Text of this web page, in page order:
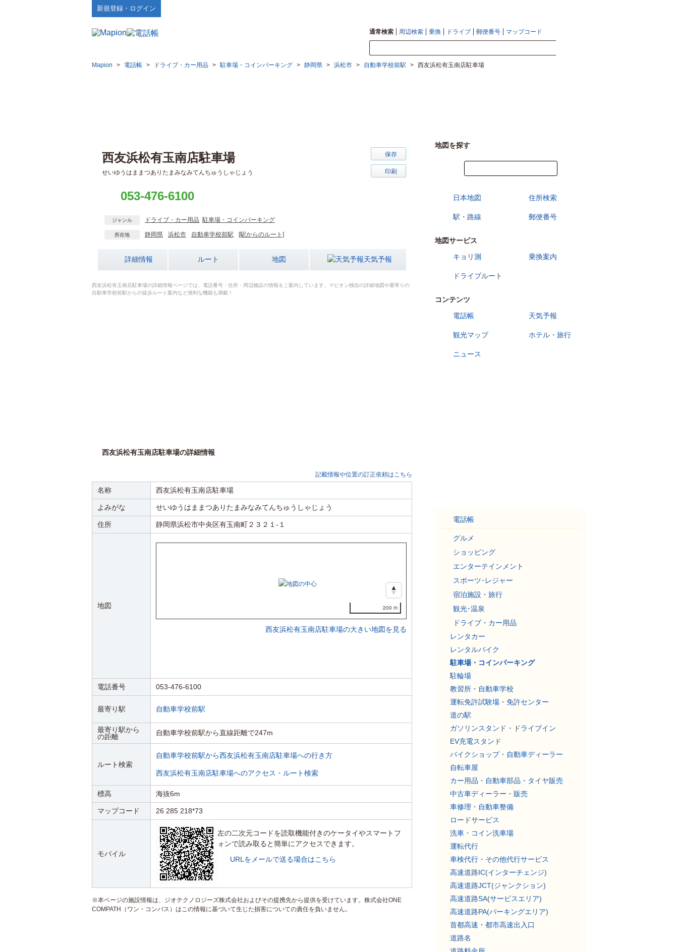
新規登録・ログイン
通常検索 周辺検索 乗換 ドライブ 郵便番号 マップコード
Mapion > 電話帳 > ドライブ・カー用品 > 駐車場・コインパーキング > 静岡県 > 浜松市 > 自動車学校前駅 > 西友浜松有玉南店駐車場
西友浜松有玉南店駐車場
せいゆうはままつありたまみなみてんちゅうしゃじょう
保存
印刷
053-476-6100
ジャンル ドライブ・カー用品 駐車場・コインパーキング
所在地 静岡県 浜松市 自動車学校前駅 [駅からのルート]
詳細情報 ルート 地図 天気予報
西友浜松有玉南店駐車場の詳細情報ページでは、電話番号・住所・周辺施設の情報をご案内しています。マピオン独自の詳細地図や最寄りの
自動車学校前駅からの徒歩ルート案内など便利な機能も満載！
西友浜松有玉南店駐車場の詳細情報
記載情報や位置の訂正依頼はこちら
名称 西友浜松有玉南店駐車場
よみがな せいゆうはままつありたまみなみてんちゅうしゃじょう
住所 静岡県浜松市中央区有玉南町２３２１-１
地図 200 m
西友浜松有玉南店駐車場の大きい地図を見る
電話番号 053-476-6100
最寄り駅 自動車学校前駅
最寄り駅から
の距離
自動車学校前駅から直線距離で247m
ルート検索
自動車学校前駅から西友浜松有玉南店駐車場への行き方
西友浜松有玉南店駐車場へのアクセス・ルート検索
標高 海抜6m
マップコード 26 285 218*73
モバイル
左の二次元コードを読取機能付きのケータイやスマートフ
ォンで読み取ると簡単にアクセスできます。
URLをメールで送る場合はこちら
※本ページの施設情報は、ジオテクノロジーズ株式会社およびその提携先から提供を受けています。株式会社ONE
COMPATH（ワン・コンパス）はこの情報に基づいて生じた損害についての責任を負いません。
地図を探す
日本地図 住所検索
駅・路線 郵便番号
地図サービス
キョリ測
乗換案内
ドライブルート
コンテンツ
電話帳
天気予報
観光マップ ホテル・旅行
ニュース
電話帳
グルメ
ショッピング
エンターテインメント
スポーツ･レジャー
宿泊施設・旅行
観光･温泉
ドライブ・カー用品
レンタカー
レンタルバイク
駐車場・コインパーキング
駐輪場
教習所・自動車学校
運転免許試験場・免許センター
道の駅
ガソリンスタンド・ドライブイン
EV充電スタンド
バイクショップ・自動車ディーラー
自転車屋
カー用品・自動車部品・タイヤ販売
中古車ディーラー・販売
車修理・自動車整備
ロードサービス
洗車・コイン洗車場
運転代行
車検代行・その他代行サービス
高速道路IC(インターチェンジ)
高速道路JCT(ジャンクション)
高速道路SA(サービスエリア)
高速道路PA(パーキングエリア)
首都高速・都市高速出入口
道路名